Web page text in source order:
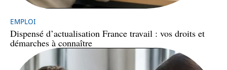
EMPLOI
Dispensé d’actualisation France travail : vos droits et
démarches à connaître